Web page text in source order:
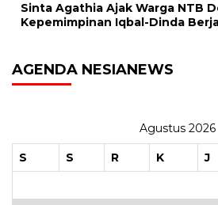
Sinta Agathia Ajak Warga NTB
Kepemimpinan Iqbal-Dinda
AGENDA NESIANEWS
Agustus 2026
S S R K J